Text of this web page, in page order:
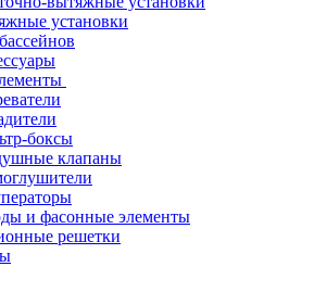
установки
боксы
клапаны
и фасонные элементы
решетки